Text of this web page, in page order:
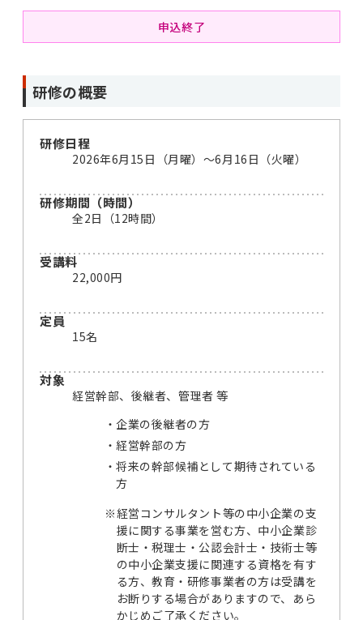
申込終了
研修の概要
研修日程
2026年6月15日（月曜）〜6月16日（火曜）
研修期間（時間）
全2日（12時間）
受講料
22,000円
定員
15名
対象
経営幹部、後継者、管理者 等
企業の後継者の方
経営幹部の方
将来の幹部候補として期待されている
方
※経営コンサルタント等の中小企業の支
援に関する事業を営む方、中小企業診
断士・税理士・公認会計士・技術士等
の中小企業支援に関連する資格を有す
る方、教育・研修事業者の方は受講を
お断りする場合がありますので、あら
かじめご了承ください。